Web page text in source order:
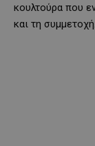
κουλτούρα που
και τη συμμετοχή.